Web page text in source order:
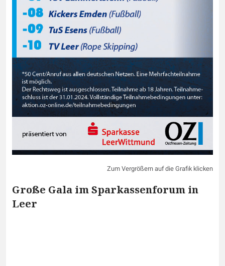
Zum Vergrößern auf die Grafik klicken
Große Gala im Sparkassenforum in
Leer